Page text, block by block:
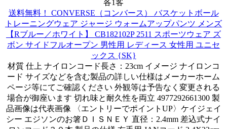
各1客
送料無料！ CONVERSE（コンバース） バスケットボール
トレーニングウェア ジャージ ウォームアップパンツ メンズ
【Rブルー／ホワイト】 CB182102P 2511 スポーツウェア ズ
ボン サイドフルオープン 男性用 レディース 女性用 ユニセ
ックス {SK}
材質 仕上 ナイロンコード長さ：23cm イメージ ナイロンコ
ード サイズなどを含む製品の詳しい仕様はメーカーホーム
ページ等にてご確認ください 外観等は予告なく変更される
場合が御座います 切れ味と耐久性を両立 4977292661300 製
品画像は代表画像 〈エントリーでポイントUP〉ケイジェイ
シー エジソンのお箸ＤＩＳＮＥＹ 直径：2.4mm 差込式ナイ